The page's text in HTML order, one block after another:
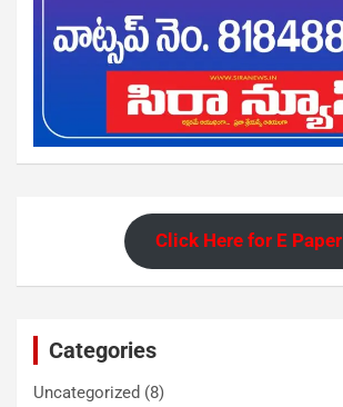
Click Here for E Paper
Categories
Uncategorized (8)